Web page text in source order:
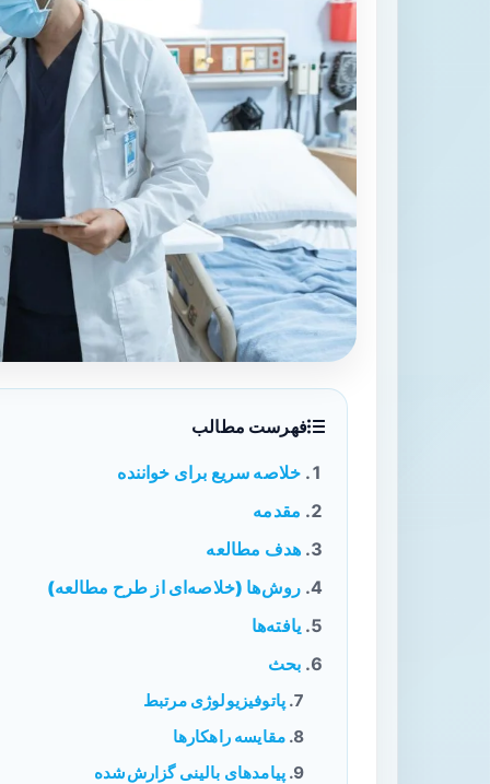
فهرست مطالب
خلاصه سریع برای خواننده
مقدمه
هدف مطالعه
روش‌ها (خلاصه‌ای از طرح مطالعه)
یافته‌ها
بحث
پاتوفیزیولوژی مرتبط
مقایسه راهکارها
پیامدهای بالینی گزارش‌شده